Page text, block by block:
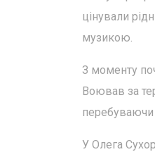
цінували
музикою.
З моменту
Воював за
перебуваючи
У Олега